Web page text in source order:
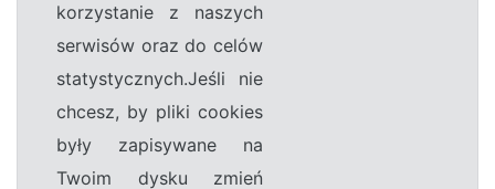
korzystanie z naszych
serwisów oraz do celów
statystycznych.Jeśli nie
chcesz, by pliki cookies
były zapisywane na
Twoim dysku zmień